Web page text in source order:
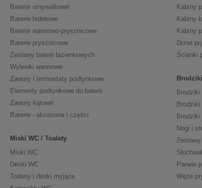
Baterie umywalkowe
Baterie bidetowe
Baterie wannowo-prysznicowe
Baterie prysznicowe
Zestawy baterii łazienkowych
Wylewki wannowe
Zawory i termostaty podtynkowe
Elementy podtynkowe do baterii
Zawory kątowe
Baterie - akcesoria i części
Miski WC / Toalety
Miski WC
Deski WC
Toalety i deski myjące
Kabiny
Kabiny
Kabiny
Drzwi
Ścianki
Brodziki
Brodziki
Brodziki
Nogi i
Panele
Węże